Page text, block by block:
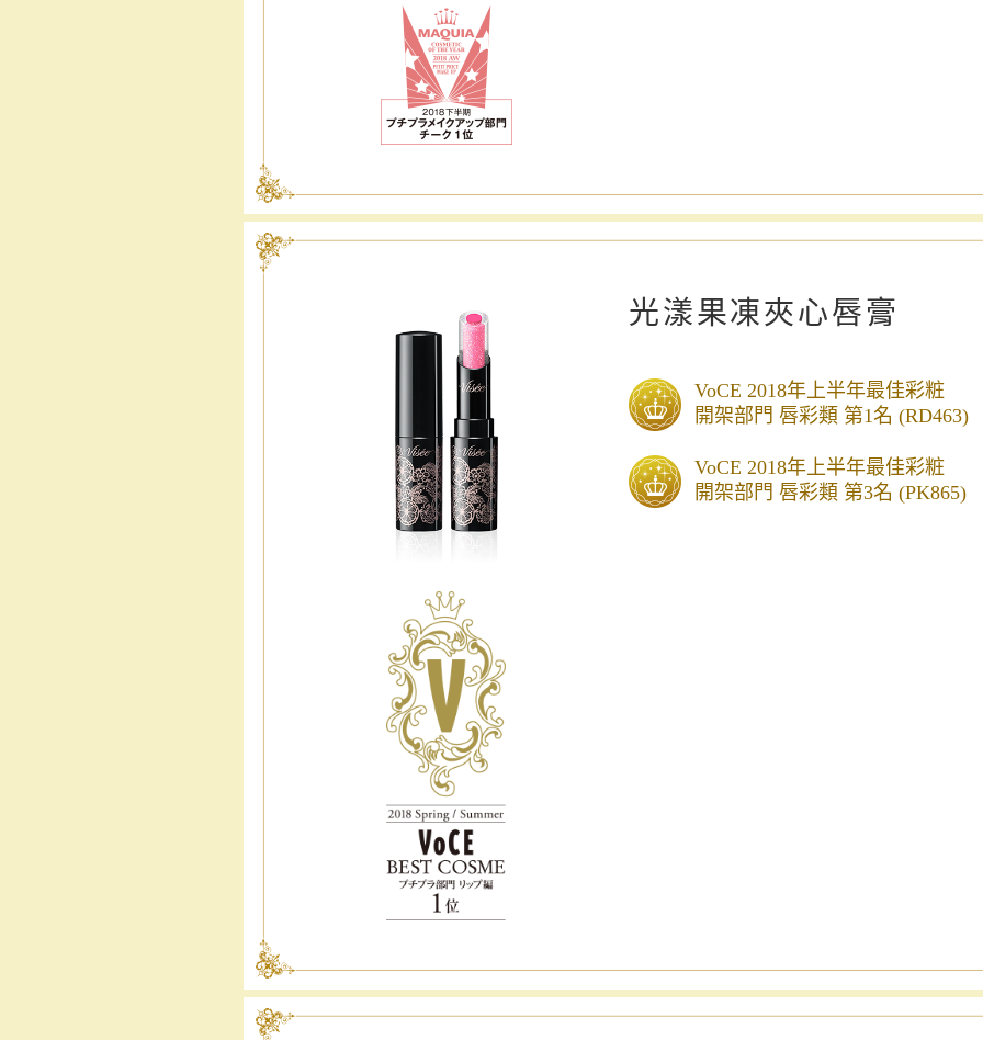
光漾果凍夾心唇膏
VoCE 2018年上半年最佳彩粧
開架部門 唇彩類 第1名 (RD463)
VoCE 2018年上半年最佳彩粧
開架部門 唇彩類 第3名 (PK865)